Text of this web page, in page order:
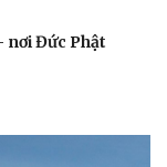
nơi Đức Phật